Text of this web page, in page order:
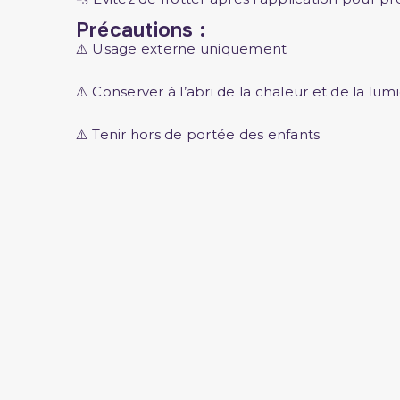
Précautions :
⚠️ Usage externe uniquement
⚠️ Conserver à l’abri de la chaleur et de la
⚠️ Tenir hors de portée des enfants